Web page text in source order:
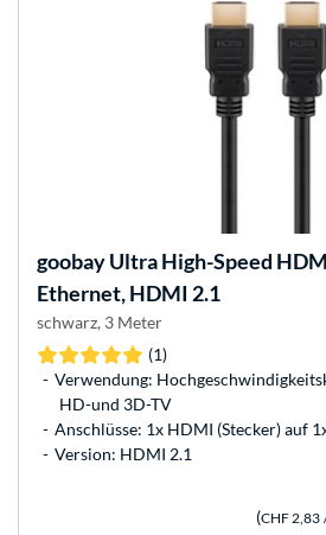
goobayUltra High-Speed
Ethernet, HDMI 2.1
schwarz, 3 Meter
(1)
Verwendung:
HD-und 3D-TV
Anschlüsse: 1x HDMI (Stecker) auf
Version: HDMI 2.1
(CHF 2,83